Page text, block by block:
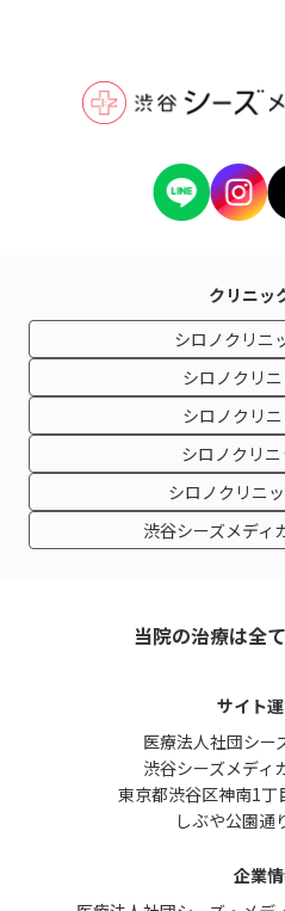
クリニッ
シロノクリニ
シロノクリ
シロノクリ
シロノクリ
シロノクリニ
渋谷シーズメディ
当院の治療は全
サイト
医療法人社団シー
渋谷シーズメディ
東京都渋谷区神南1
しぶや公園通
企業